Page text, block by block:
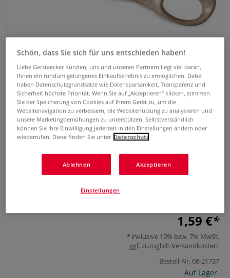
Maped® SMILING PLANET Vivo
Linkshänder-Scheren
0 Bewertungen
nachhaltige Kinderscheren mit ergonomischem Griff und
1,59 €
inklusive 19% bzw. 7% MwSt,
ggf. zuzüglich Versandkosten.
Bestell-Nr.08-21737
Auf Lager.
Schön, dass Sie sich für uns entschieden haben!
Liebe Gerstaecker Kunden, uns und unseren Partnern liegt viel daran,
Ihnen ein rundum gelungenes Einkaufserlebnis zu ermöglichen. Dabei
haben Datenschutzgrundsätze wie Datensparsamkeit, Transparenz und
Sicherheit höchste Priorität. Wenn Sie auf „Akzeptieren“ klicken, stimmen
Sie der Speicherung von Cookies auf Ihrem Gerät zu, um die
Websitenavigation zu verbessern, die Websitenutzung zu analysieren und
unsere Marketingbemühungen zu unterstützen. Selbstverständlich
können Sie Ihre Einwilligung jederzeit in den Einstellungen ändern oder
wiederrufen. Diese finden Sie unter Datenschutz
Ablehnen Akzeptieren
Einstellungen